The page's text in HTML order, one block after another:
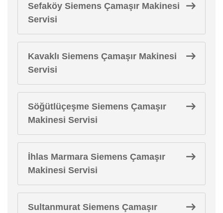
Sefaköy Siemens Çamaşır Makinesi
Servisi
Kavaklı Siemens Çamaşır Makinesi
Servisi
Söğütlüçeşme Siemens Çamaşır
Makinesi Servisi
İhlas Marmara Siemens Çamaşır
Makinesi Servisi
Sultanmurat Siemens Çamaşır